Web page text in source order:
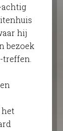
hij
bezoek
treffen.